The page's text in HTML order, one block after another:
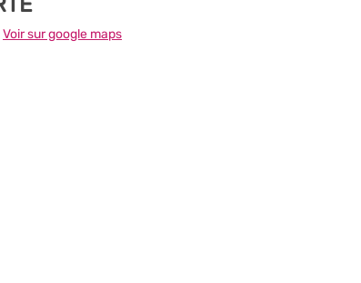
Voir sur google maps